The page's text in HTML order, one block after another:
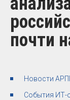
почти
Новости
События ИТ-